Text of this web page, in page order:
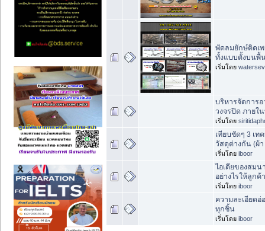
พัดลมยักษ์ติดเ
ทั้งแบบตั้งบนพื้
เริ่มโดย
บริหารจัดการ
วงจรปิด ภายใ
เริ่มโดย
เทียบชัดๆ 3 เ
วัสดุต่างกัน (ผ้
เริ่มโดย iboor
ไอเดียของสม
อย่างไรให้ลูกค้
เริ่มโดย iboor
ความละเอียด
ทุกชิ้น
เริ่มโดย iboor